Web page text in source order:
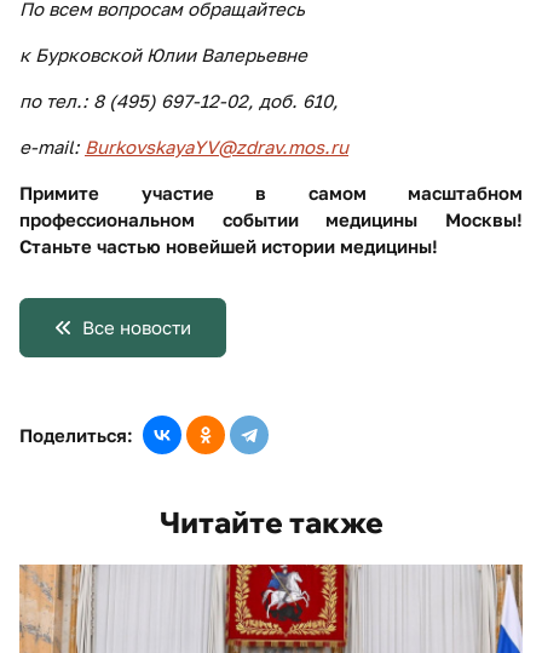
По всем вопросам обращайтесь
к Бурковской Юлии Валерьевне
по тел.: 8 (495) 697-12-02, доб. 610,
e-mail: BurkovskayaYV@zdrav.mos.ru
Примите участие в самом масштабном
профессиональном событии медицины Москвы!
Станьте частью новейшей истории медицины!
Все новости
Поделиться:
Читайте также